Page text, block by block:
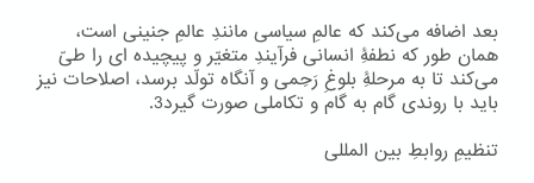
بعد اضافه می‌کند که عالمِ سیاسی مانندِ عالمِ جنینی است،
همان طور که نطفۀِ انسانی فرآیندِ متغیّر و پیچیده ای را طیّ
می‌کند تا به مرحلۀِ بلوغِ رَحِمی و آنگاه تولّد برسد، اصلاحات نیز
باید با روندی گام به گام و تکاملی صورت گیرد3.
تنظیمِ روابطِ بین المللی